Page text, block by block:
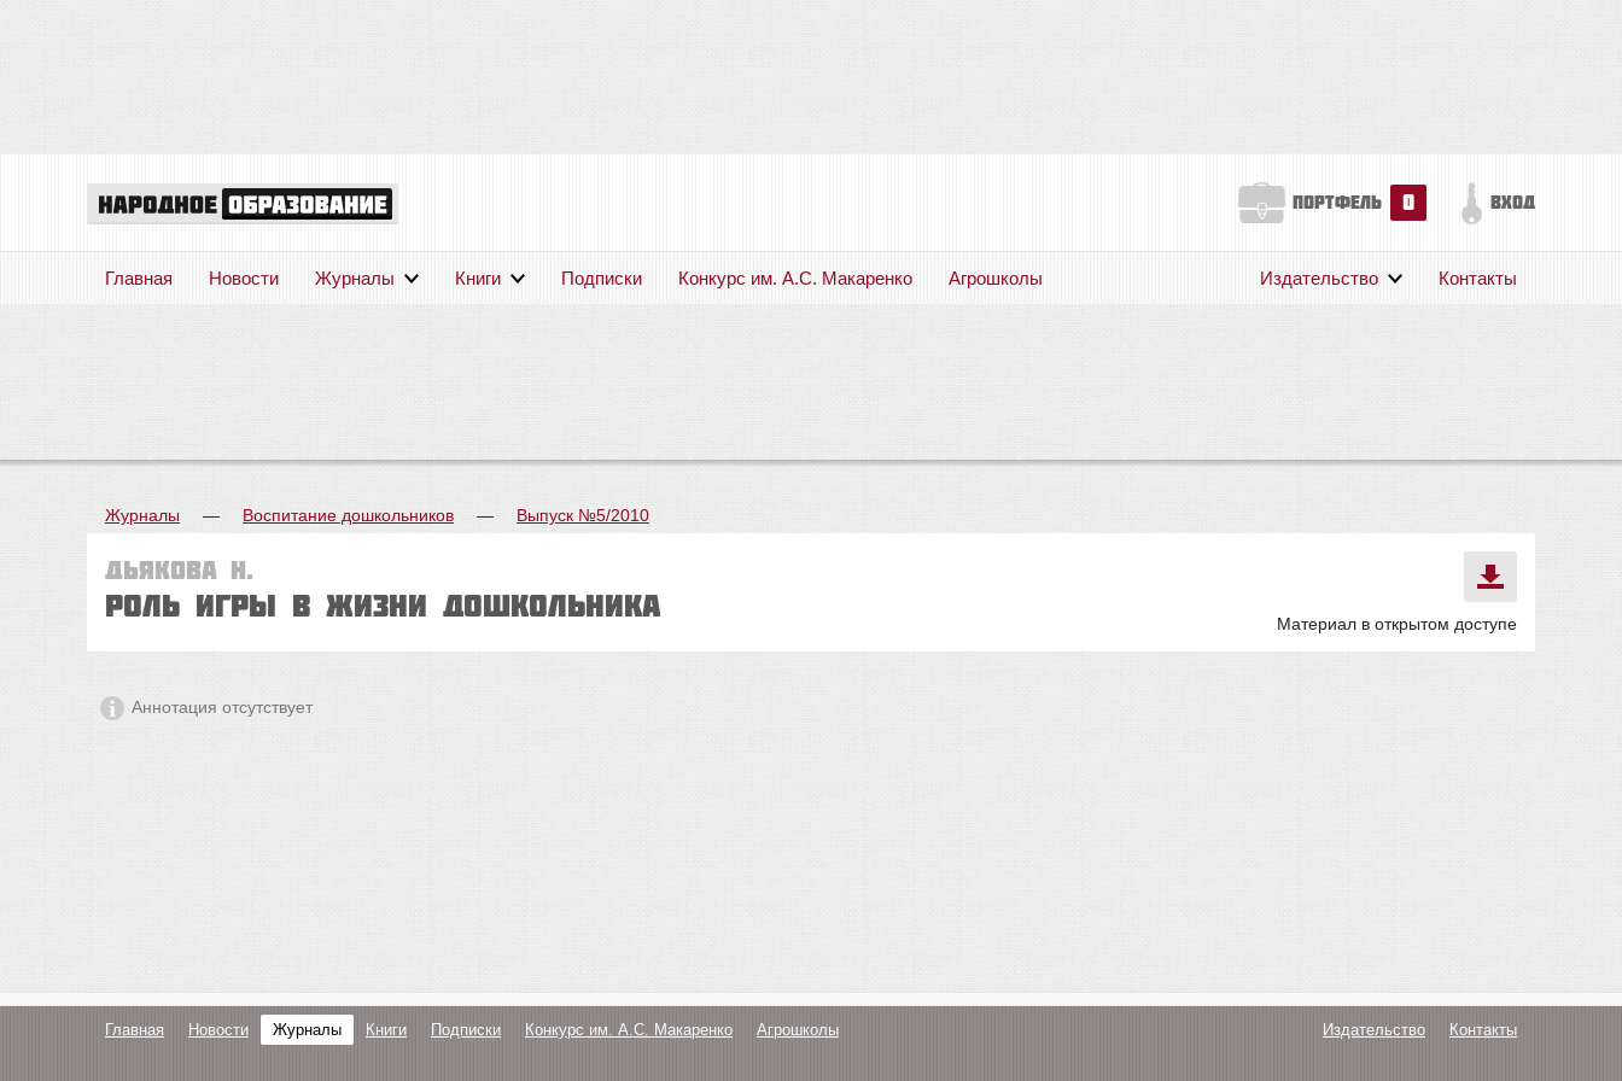
портфель 0 вход
Главная Новости Журналы Книги Подписки Конкурс им. А.С. Макаренко Агрошколы Издательство Контакты
Журналы — Воспитание дошкольников — Выпуск №5/2010
Дьякова Н.
Роль игры в жизни дошкольника
Материал в открытом доступе
Аннотация отсутствует
Главная Новости Журналы Книги Подписки Конкурс им. А.С. Макаренко Агрошколы Издательство Контакты